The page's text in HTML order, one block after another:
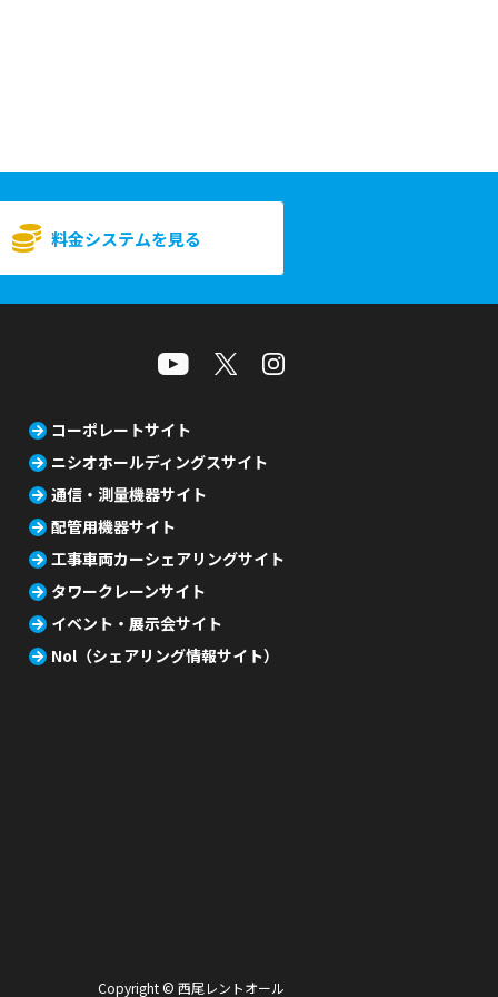
料金システムを見る
コーポレートサイト
ニシオホールディングスサイト
通信・測量機器サイト
配管用機器サイト
工事車両カーシェアリングサイト
タワークレーンサイト
イベント・展示会サイト
Nol（シェアリング情報サイト）
Copyright © 西尾レントオール